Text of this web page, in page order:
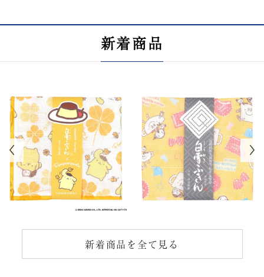
新着商品
新着商品を全て見る